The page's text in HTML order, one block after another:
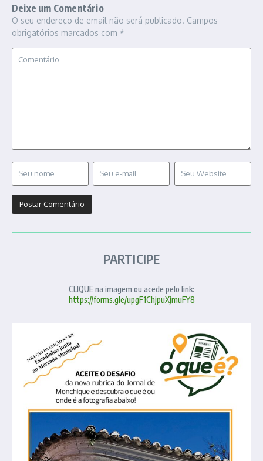
Deixe um Comentário
O seu endereço de email não será publicado. Campos
obrigatórios marcados com *
PARTICIPE
CLIQUE na imagem ou acede pelo link:
https://forms.gle/upgF1ChjpuXjmuFY8